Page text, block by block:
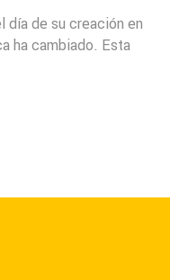
día de su creación en
ha cambiado. Esta